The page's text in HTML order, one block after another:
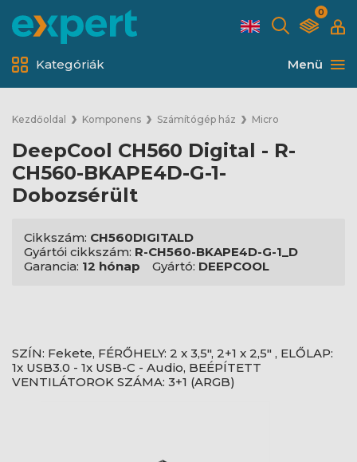
0
Menü
Kategóriák
Kezdőoldal Komponens Számítógép ház Micro
DeepCool CH560 Digital - R-
CH560-BKAPE4D-G-1-
Dobozsérült
Cikkszám: CH560DIGITALD
Gyártói cikkszám: R-CH560-BKAPE4D-G-1_D
Garancia: 12 hónap Gyártó: DEEPCOOL
SZÍN: Fekete, FÉRŐHELY: 2 x 3,5", 2+1 x 2,5" , ELŐLAP:
1x USB3.0 - 1x USB-C - Audio, BEÉPÍTETT
VENTILÁTOROK SZÁMA: 3+1 (ARGB)